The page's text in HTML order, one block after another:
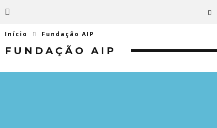
Início Fundação AIP
FUNDAÇÃO AIP